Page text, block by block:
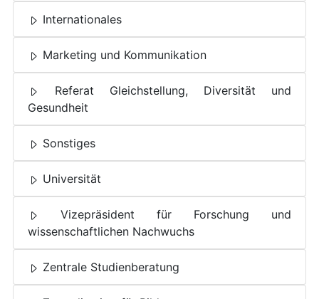
Internationales
Marketing und Kommunikation
Gesundheit
Sonstiges
Universität
wissenschaftlichen Nachwuchs
Zentrale Studienberatung